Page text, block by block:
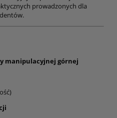
prowadzonych dla
manipulacyjnej górnej